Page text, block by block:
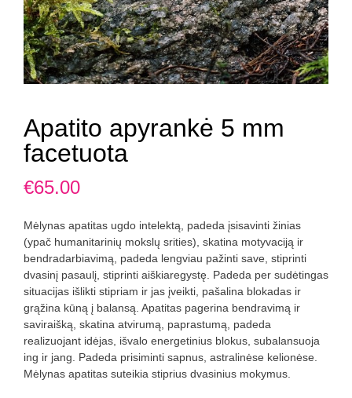
Apatito apyrankė 5 mm
facetuota
€65.00
Mėlynas apatitas ugdo intelektą, padeda įsisavinti žinias
(ypač humanitarinių mokslų srities), skatina motyvaciją ir
bendradarbiavimą, padeda lengviau pažinti save, stiprinti
dvasinį pasaulį, stiprinti aiškiaregystę. Padeda per sudėtingas
situacijas išlikti stipriam ir jas įveikti, pašalina blokadas ir
grąžina kūną į balansą. Apatitas pagerina bendravimą ir
saviraišką, skatina atvirumą, paprastumą, padeda
realizuojant idėjas, išvalo energetinius blokus, subalansuoja
ing ir jang. Padeda prisiminti sapnus, astralinėse kelionėse.
Mėlynas apatitas suteikia stiprius dvasinius mokymus.